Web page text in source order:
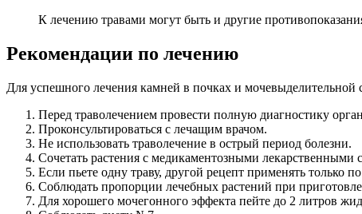
К лечению травами могут быть и другие
Рекомендации по лечению
Для успешного лечения камней в почках и
Перед траволечением провести полную диагностику
Проконсультироваться с лечащим врачом.
Не использовать траволечение в острый период болезни.
Сочетать растения с медикаментозными лекарственными
Если пьете одну траву, другой рецепт применять только
Соблюдать пропорции лечебных растений при
Для хорошего мочегонного эффекта пейте до 2 литров